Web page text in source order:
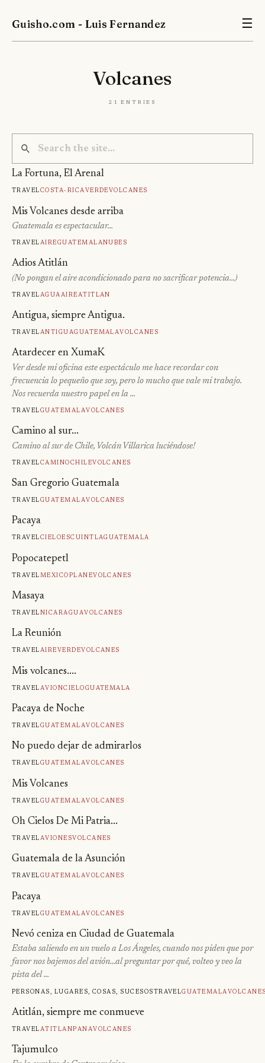
Guisho.com - Luis Fernandez ☰
Volcanes
21 entries
La Fortuna, El Arenal
TravelCosta-RicaVerdeVolcanes
Mis Volcanes desde arriba
Guatemala es espectacular…
TravelAireGuatemalaNubes
Adios Atitlán
(No pongan el aire acondicionado para no sacrificar potencia…)
TravelAguaAireAtitlan
Antigua, siempre Antigua.
TravelAntiguaGuatemalaVolcanes
Atardecer en XumaK
Ver desde mi oficina este espectáculo me hace recordar con
frecuencia lo pequeño que soy, pero lo mucho que vale mi trabajo.
Nos recuerda nuestro papel en la …
TravelGuatemalaVolcanes
Camino al sur...
Camino al sur de Chile, Volcán Villarica luciéndose!
TravelCaminoChileVolcanes
San Gregorio Guatemala
TravelGuatemalaVolcanes
Pacaya
TravelCieloEscuintlaGuatemala
Popocatepetl
TravelMexicoPlaneVolcanes
Masaya
TravelNicaraguaVolcanes
La Reunión
TravelAireVerdeVolcanes
Mis volcanes....
TravelAvionCieloGuatemala
Pacaya de Noche
TravelGuatemalaVolcanes
No puedo dejar de admirarlos
TravelGuatemalaVolcanes
Mis Volcanes
TravelGuatemalaVolcanes
Oh Cielos De Mi Patria...
TravelAvionesVolcanes
Guatemala de la Asunción
TravelGuatemalaVolcanes
Pacaya
TravelGuatemalaVolcanes
Nevó ceniza en Ciudad de Guatemala
Estaba saliendo en un vuelo a Los Ángeles, cuando nos piden que por
favor nos bajemos del avión…al preguntar por qué, volteo y veo la
pista del …
Personas, lugares, cosas, sucesosTravelGuatemala
Atitlán, siempre me conmueve
TravelAtitlanPanaVolcanes
Tajumulco